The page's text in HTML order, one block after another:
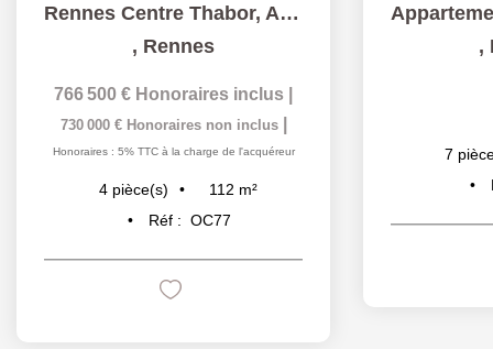
Rennes Centre Thabor, Appartement dans résidence de...
, Rennes
766 500 € Honoraires inclus
730 000 € Honoraires non inclus
Honoraires : 5% TTC à la charge de l'acquéreur
4 pièce(s) 112 m²
Réf : OC77
,
7